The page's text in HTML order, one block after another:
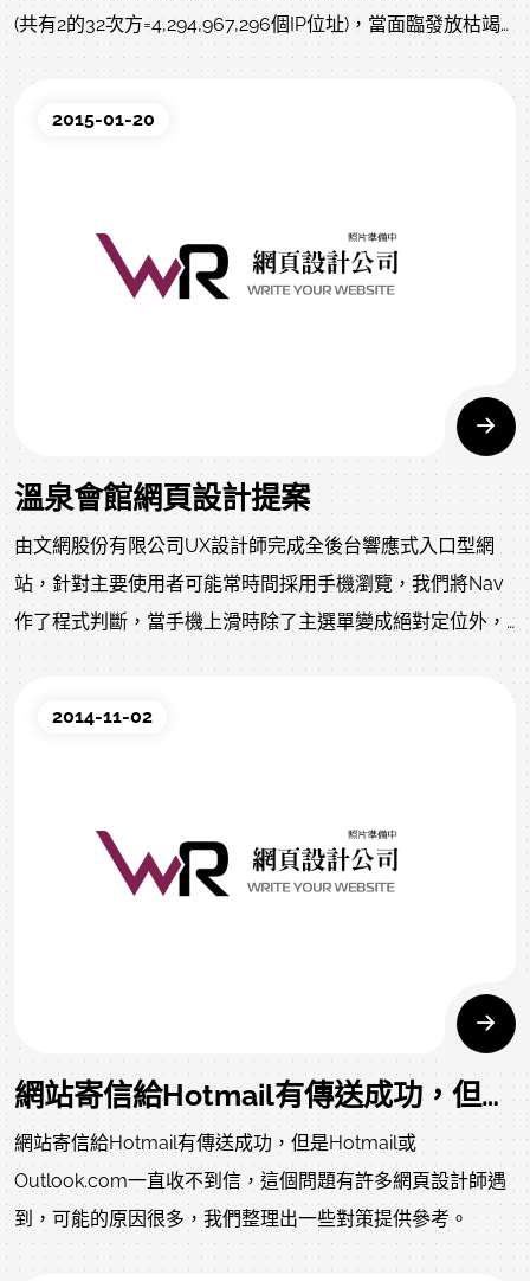
(共有2的32次方=4,294,967,296個IP位址)，當面臨發放枯竭
的窘境時，唯有導入使用新一代IPv6網路通訊協定才能提供
未來足夠的網路位址。
2015-01-20
溫泉會館網頁設計提案
由文網股份有限公司UX設計師完成全後台響應式入口型網
站，針對主要使用者可能常時間採用手機瀏覽，我們將Nav
作了程式判斷，當手機上滑時除了主選單變成絕對定位外，
還針對手機縮小間距。本網頁設計案使用RWD響應式設計，
2014-11-02
網站寄信給Hotmail有傳送成功，但是Hotmail或Outlook.com一直收不到信
網站寄信給Hotmail有傳送成功，但是Hotmail或
Outlook.com一直收不到信，這個問題有許多網頁設計師遇
到，可能的原因很多，我們整理出一些對策提供參考。